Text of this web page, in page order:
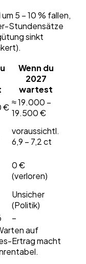
5 – 10 % fallen,
Stundensätze
sinkt
Wenn du
2027
wartest
€ ≈ 19.000 –
19.500 €
voraussichtl.
6,9 – 7,2 ct
0 €
(verloren)
Unsicher
(Politik)
−
auf
Ertrag macht